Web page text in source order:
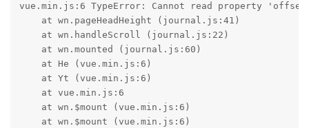
vue.min.js:6 TypeError: Cannot read property
    at wn.pageHeadHeight (journal.js:41)
    at wn.handleScroll (journal.js:22)
    at wn.mounted (journal.js:60)
    at He (vue.min.js:6)
    at Yt (vue.min.js:6)
    at vue.min.js:6
    at wn.$mount (vue.min.js:6)
    at wn.$mount (vue.min.js:6)